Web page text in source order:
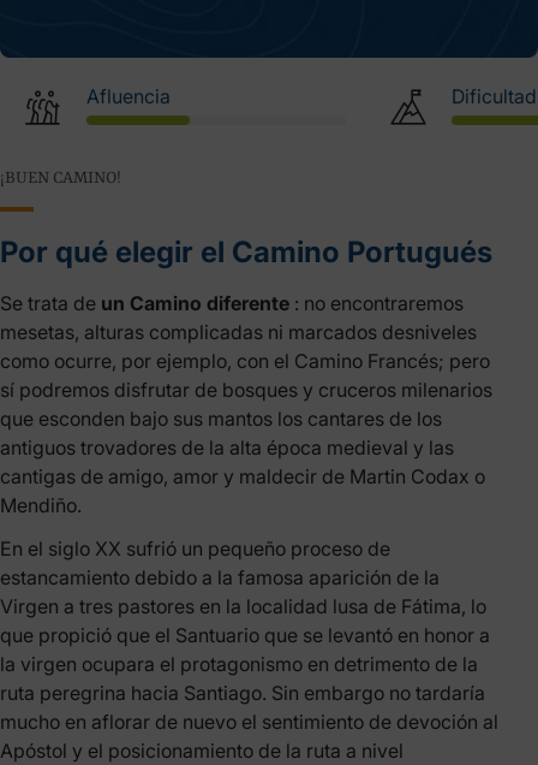
Afluencia Dificultad
¡BUEN CAMINO!
Por qué elegir el Camino Portugués
Se trata de un Camino diferente : no encontraremos
mesetas, alturas complicadas ni marcados desniveles
como ocurre, por ejemplo, con el Camino Francés; pero
sí podremos disfrutar de bosques y cruceros milenarios
que esconden bajo sus mantos los cantares de los
antiguos trovadores de la alta época medieval y las
cantigas de amigo, amor y maldecir de Martin Codax o
Mendiño.
En el siglo XX sufrió un pequeño proceso de
estancamiento debido a la famosa aparición de la
Virgen a tres pastores en la localidad lusa de Fátima, lo
que propició que el Santuario que se levantó en honor a
la virgen ocupara el protagonismo en detrimento de la
ruta peregrina hacia Santiago. Sin embargo no tardaría
mucho en aflorar de nuevo el sentimiento de devoción al
Apóstol y el posicionamiento de la ruta a nivel